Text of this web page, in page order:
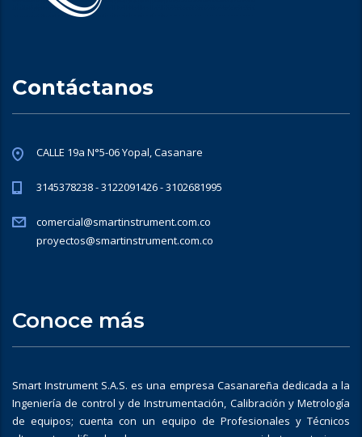
Contáctanos
CALLE 19a N°5-06 Yopal, Casanare
3145378238 - 3122091426 - 3102681995
comercial@smartinstrument.com.co
proyectos@smartinstrument.com.co
Conoce más
Smart Instrument S.A.S. es una empresa Casanareña dedicada a la
Ingeniería de control y de Instrumentación, Calibración y Metrología
de equipos; cuenta con un equipo de Profesionales y Técnicos